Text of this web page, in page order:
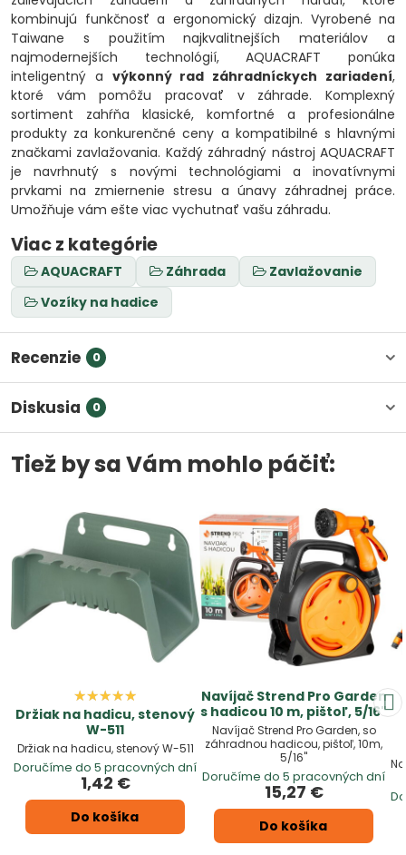
kombinujú funkčnosť a ergonomický dizajn. Vyrobené na
Taiwane s použitím najkvalitnejších materiálov a
najmodernejších technológií, AQUACRAFT ponúka
inteligentný a výkonný rad záhradníckych zariadení,
ktoré vám pomôžu pracovať v záhrade. Komplexný
sortiment zahŕňa klasické, komfortné a profesionálne
produkty za konkurenčné ceny a kompatibilné s hlavnými
značkami zavlažovania. Každý záhradný nástroj AQUACRAFT
je navrhnutý s novými technológiami a inovatívnymi
prvkami na zmiernenie stresu a únavy záhradnej práce.
Umožňuje vám ešte viac vychutnať vašu záhradu.
Viac z kategórie
AQUACRAFT Záhrada
Zavlažovanie
Vozíky na hadice
Recenzie 0
Diskusia 0
Tiež by sa Vám mohlo páčiť:
Držiak na hadicu, stenový
W-511
Držiak na hadicu, stenový W-511
Doručíme do 5 pracovných dní
1,42 €
Do košíka
Navíjač Strend Pro Garden
s hadicou 10 m, pištoľ, 5/16"
Navíjač Strend Pro Garden, so
záhradnou hadicou, pištoľ, 10m,
5/16"
Doručíme do 5 pracovných dní
15,27 €
Do košíka